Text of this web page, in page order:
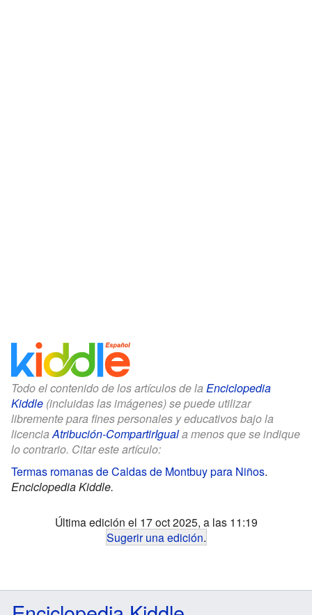
Todo el contenido de los artículos de la Enciclopedia
Kiddle (incluidas las imágenes) se puede utilizar
libremente para fines personales y educativos bajo la
licenciaAtribución-CompartirIguala menos que se indique
lo contrario. Citar este artículo:
Termas romanas de Caldas de Montbuy para Niños.
Enciclopedia Kiddle.
Última edición el 17 oct 2025, a las 11:19
Sugerir una edición.